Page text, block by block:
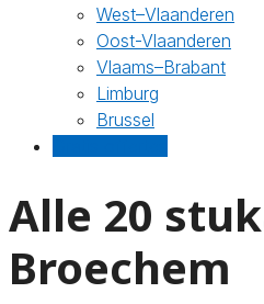
West–Vlaanderen
Oost-Vlaanderen
Vlaams–Brabant
Limburg
Brussel
Alle 20
Broechem